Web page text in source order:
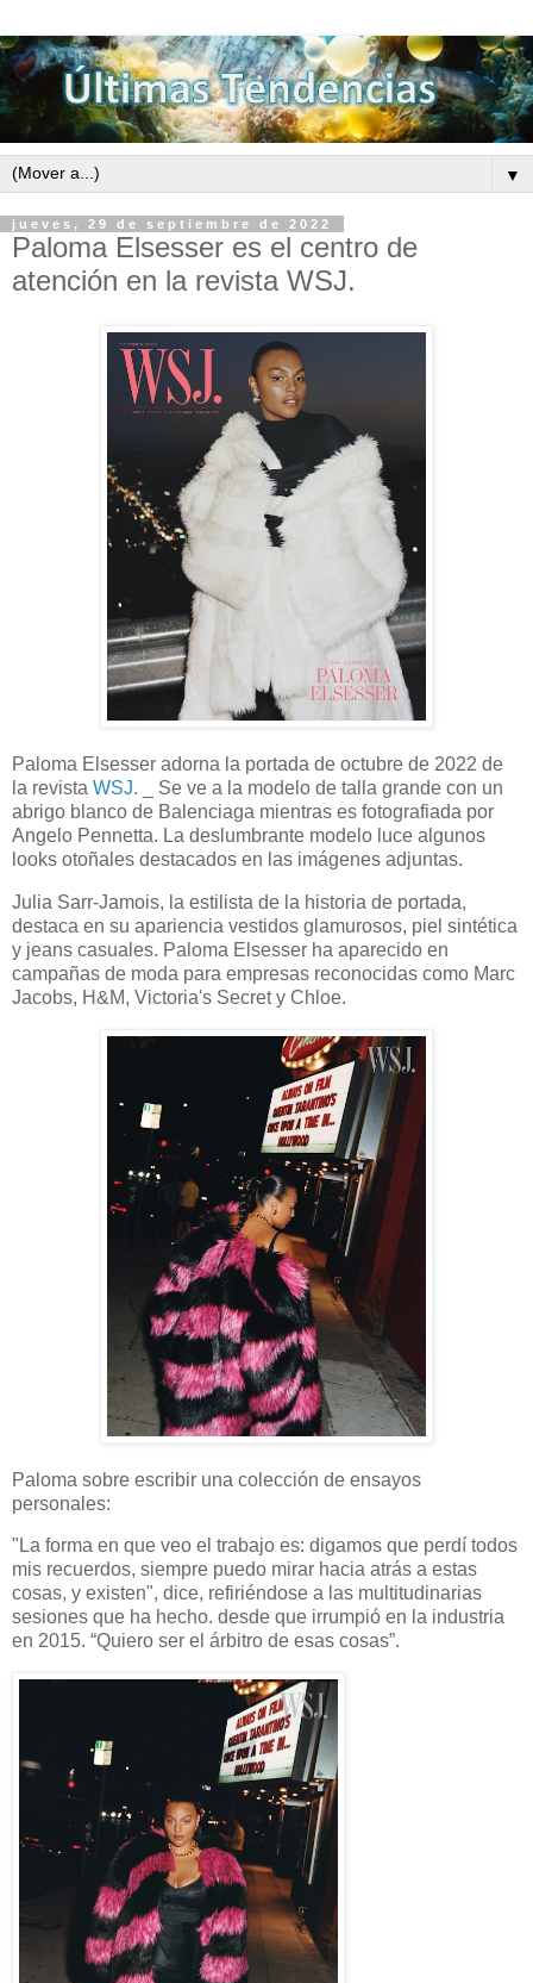
▼
jueves, 29 de septiembre de 2022
Paloma Elsesser es el centro de
atención en la revista WSJ.
Paloma Elsesser adorna la portada de octubre de 2022 de
la revista WSJ.
_ Se ve a la modelo de talla grande con un
abrigo blanco de Balenciaga mientras es fotografiada por
Angelo Pennetta. La deslumbrante modelo luce algunos
looks otoñales destacados en las imágenes adjuntas.
Julia Sarr-Jamois, la estilista de la historia de portada,
destaca en su apariencia vestidos glamurosos, piel sintética
y jeans casuales. Paloma Elsesser ha aparecido en
campañas de moda para empresas reconocidas como Marc
Jacobs, H&M, Victoria's Secret y Chloe.
Paloma sobre escribir una colección de ensayos
personales:
"La forma en que veo el trabajo es: digamos que perdí todos
mis recuerdos, siempre puedo mirar hacia atrás a estas
cosas, y existen", dice, refiriéndose a las multitudinarias
sesiones que ha hecho. desde que irrumpió en la industria
en 2015. “Quiero ser el árbitro de esas cosas”.